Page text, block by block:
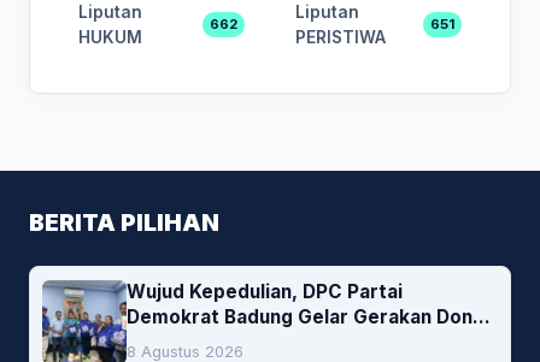
Liputan
HUKUM
662
Liputan
PERISTIWA
651
BERITA PILIHAN
Wujud Kepedulian, DPC Partai
Demokrat Badung Gelar Gerakan Donor
Darah
8 Agustus 2026